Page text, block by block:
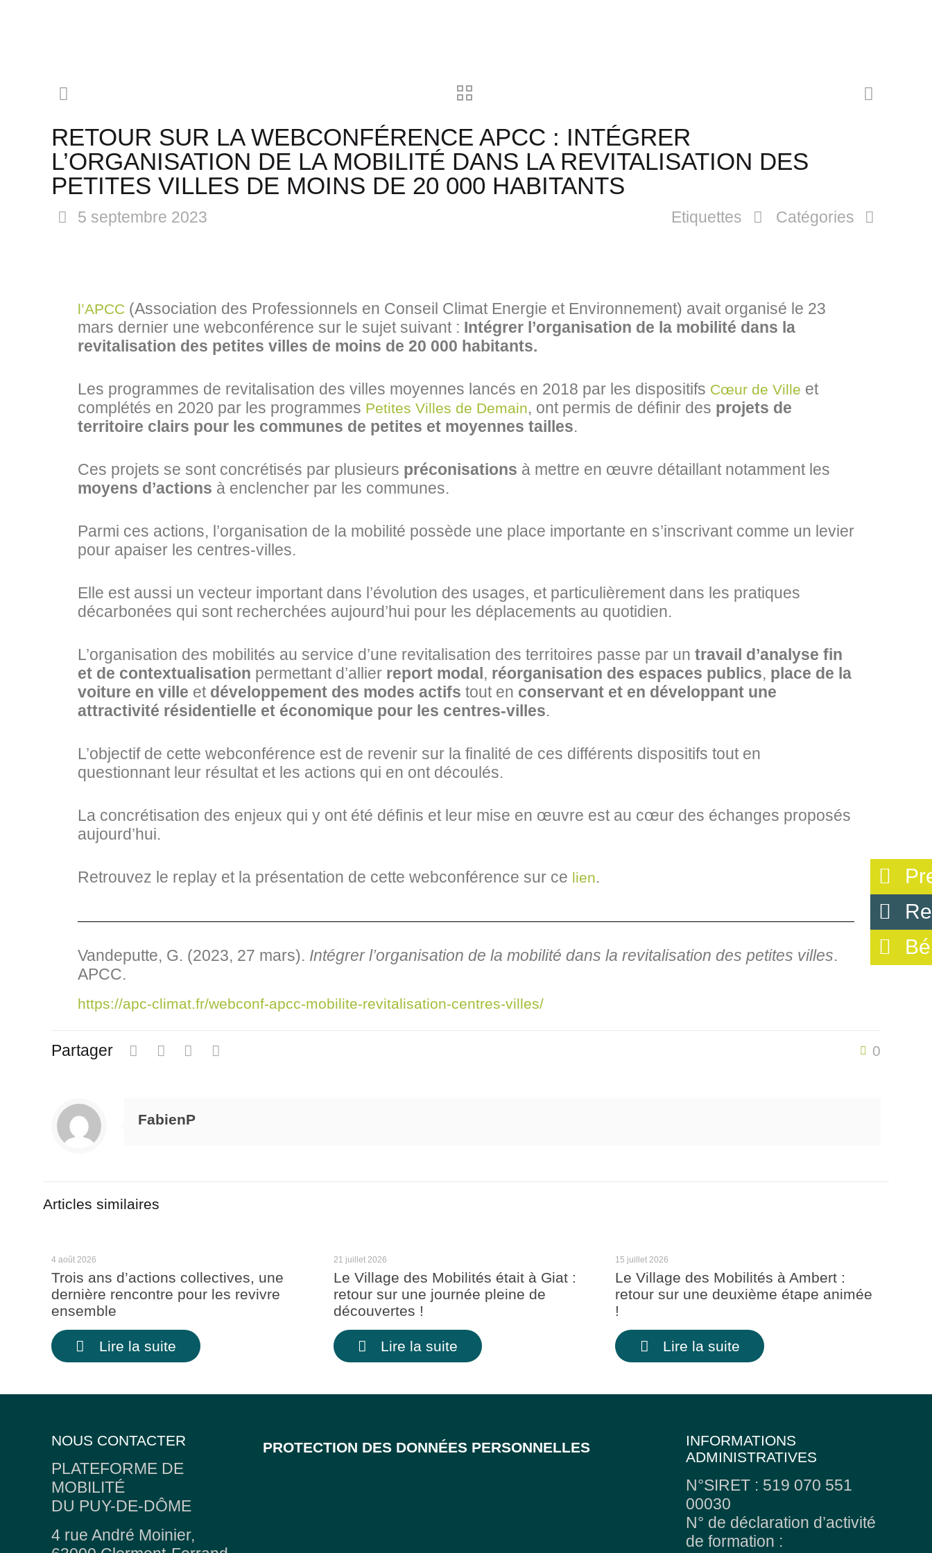
RETOUR SUR LA WEBCONFÉRENCE APCC : INTÉGRER
L’ORGANISATION DE LA MOBILITÉ DANS LA REVITALISATION DES
PETITES VILLES DE MOINS DE 20 000 HABITANTS
5 septembre 2023 Catégories
Etiquettes
l’APCC (Association des Professionnels en Conseil Climat Energie et Environnement) avait organisé le 23
mars dernier une webconférence sur le sujet suivant : Intégrer l’organisation de la mobilité dans la
revitalisation des petites villes de moins de 20 000 habitants.
Les programmes de revitalisation des villes moyennes lancés en 2018 par les dispositifs Cœur de Ville et
complétés en 2020 par les programmes Petites Villes de Demain, ont permis de définir des projets de
territoire clairs pour les communes de petites et moyennes tailles.
Ces projets se sont concrétisés par plusieurs préconisations à mettre en œuvre détaillant notamment les
moyens d’actions à enclencher par les communes.
Parmi ces actions, l’organisation de la mobilité possède une place importante en s’inscrivant comme un levier
pour apaiser les centres-villes.
Elle est aussi un vecteur important dans l’évolution des usages, et particulièrement dans les pratiques
décarbonées qui sont recherchées aujourd’hui pour les déplacements au quotidien.
L’organisation des mobilités au service d’une revitalisation des territoires passe par un travail d’analyse fin
et de contextualisation permettant d’allier report modal, réorganisation des espaces publics, place de la
voiture en ville et développement des modes actifs tout en conservant et en développant une
attractivité résidentielle et économique pour les centres-villes.
L’objectif de cette webconférence est de revenir sur la finalité de ces différents dispositifs tout en
questionnant leur résultat et les actions qui en ont découlés.
La concrétisation des enjeux qui y ont été définis et leur mise en œuvre est au cœur des échanges proposés
aujourd’hui.
Retrouvez le replay et la présentation de cette webconférence sur ce lien.
Vandeputte, G. (2023, 27 mars). Intégrer l’organisation de la mobilité dans la revitalisation des petites villes.
APCC.
https://apc-climat.fr/webconf-apcc-mobilite-revitalisation-centres-villes/
Partager 0
FabienP
Articles similaires
4 août 2026
Trois ans d’actions collectives, une
dernière rencontre pour les revivre
ensemble
Lire la suite
21 juillet 2026
Le Village des Mobilités était à Giat :
retour sur une journée pleine de
découvertes !
Lire la suite
15 juillet 2026
Le Village des Mobilités à Ambert :
retour sur une deuxième étape animée
!
Lire la suite
NOUS CONTACTER
PLATEFORME DE
MOBILITÉ
DU PUY-DE-DÔME
4 rue André Moinier,
PROTECTION DES DONNÉES PERSONNELLES
INFORMATIONS
ADMINISTRATIVES
N°SIRET : 519 070 551
00030
N° de déclaration d’activité
de formation :